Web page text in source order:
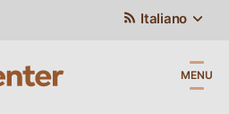
Italiano
MENU